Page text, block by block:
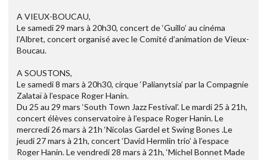
A VIEUX-BOUCAU,
Le samedi 29 mars à 20h30, concert de ‘Guillo’ au cinéma
l’Albret, concert organisé avec le Comité d’animation de Vieux-
Boucau.
A SOUSTONS,
Le samedi 8 mars à 20h30, cirque ‘Palianytsia’ par la Compagnie
Zalataï à l’espace Roger Hanin.
Du 25 au 29 mars ‘South Town Jazz Festival’. Le mardi 25 à 21h,
concert élèves conservatoire à l’espace Roger Hanin. Le
mercredi 26 mars à 21h ‘Nicolas Gardel et Swing Bones .Le
jeudi 27 mars à 21h, concert ‘David Hermlin trio’ à l’espace
Roger Hanin. Le vendredi 28 mars à 21h, ‘Michel Bonnet Made